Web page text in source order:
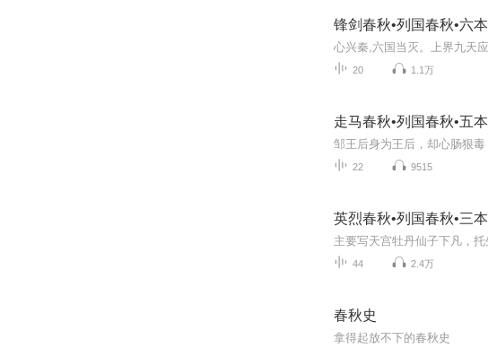
锋剑春秋•列国春秋•六本
20 1.1万
走马春秋•列国春秋•五本
22 9515
英烈春秋•列国春秋•三本
44 2.4万
春秋史
拿得起放不下的春秋史